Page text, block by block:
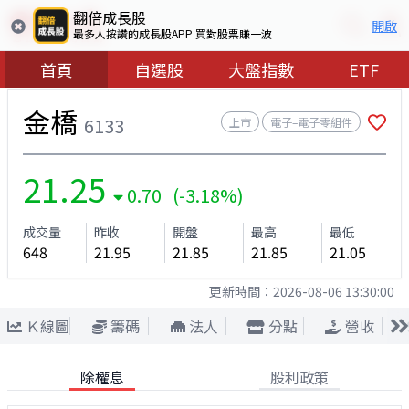
翻倍成長股
最多人按讚的成長股APP 買對股票賺一波 開啟
首頁 自選股 大盤指數 ETF
金橋 6133 上市 電子–電子零組件
21.25 0.70 (-3.18%)
成交量
648
昨收
21.95
開盤
21.85
最高
21.85
最低
21.05
更新時間： 2026-08-06 13:30:00
Ｋ線圖 籌碼 法人 分點 營收
除權息 股利政策